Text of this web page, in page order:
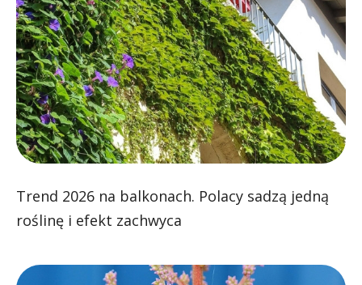
Trend 2026 na balkonach. Polacy sadzą jedną
roślinę i efekt zachwyca